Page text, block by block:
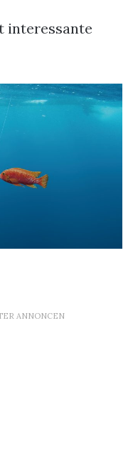
interessante
ANNONCEN